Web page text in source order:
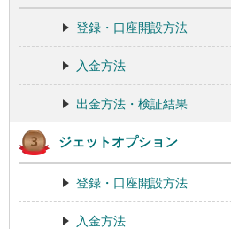
登録・口座開設方法
入金方法
出金方法・検証結果
ジェットオプション
登録・口座開設方法
入金方法